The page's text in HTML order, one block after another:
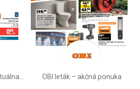
Metro leták online –⁠ aktuálna ponuka OBI leták –⁠ akčná ponuka